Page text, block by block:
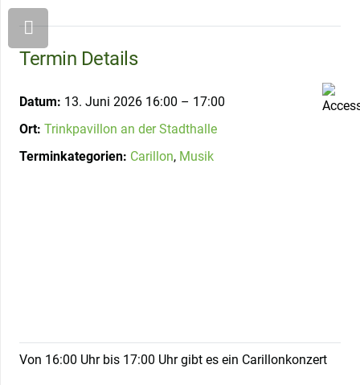
Termin Details
Datum: 13. Juni 2026 16:00 – 17:00
Ort: Trinkpavillon an der Stadthalle
Terminkategorien: Carillon, Musik
Von 16:00 Uhr bis 17:00 Uhr gibt es ein Carillonkonzert